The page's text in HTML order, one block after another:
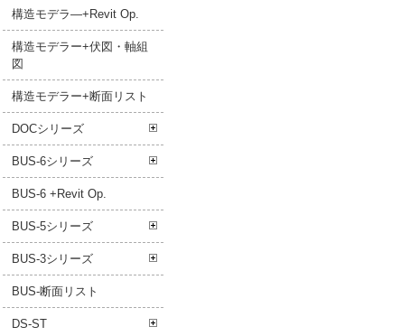
構造モデラ―+Revit Op.
構造モデラー+伏図・軸組
図
構造モデラー+断面リスト
DOCシリーズ
BUS-6シリーズ
BUS-6 +Revit Op.
BUS-5シリーズ
BUS-3シリーズ
BUS-断面リスト
DS-ST